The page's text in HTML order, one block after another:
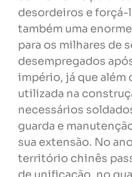
desordeiros e forçá-
também uma
para os milhares de
desempregados
império, já que além
utilizada na
necessários
guarda e
sua extensão. No
território chinês